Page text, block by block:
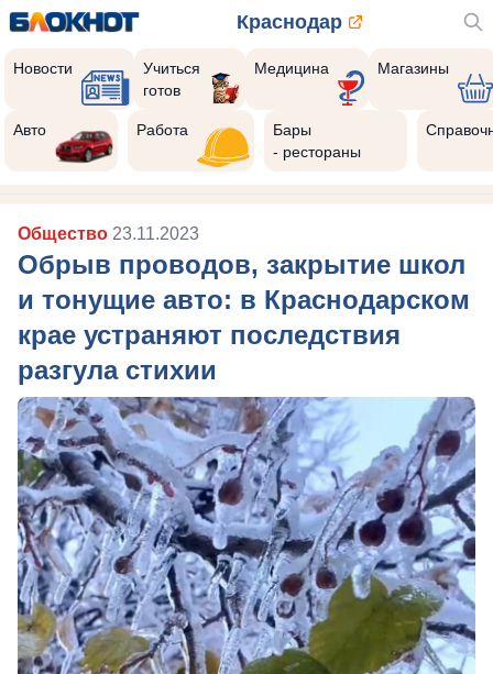
Краснодар
Новости
Учиться
готов
Медицина Магазины
Авто Работа
Бары
- рестораны
Общество 23.11.2023
Обрыв проводов, закрытие школ
и тонущие авто: в Краснодарском
крае устраняют последствия
разгула стихии